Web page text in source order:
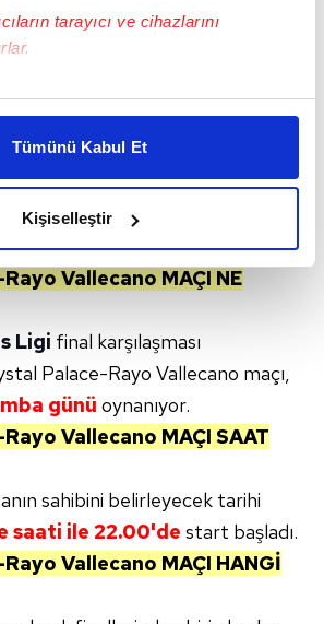
tarayıcı ve cihazlarını
halinde sizlere özel
yaşatabiliriz. Bunu yaparken
iyi bir reklam deneyimi sunmak
gösterdiğimizi ve bu noktada,
sizlere hatırlatmak isteriz.
bu çerezlere izin vermedikleri
hedefli reklamlar
sunabilmek için İnternet
ve üçüncü kişilere ait çerezler
çerezler vasıtasıyla çeşitli kişisel
olup gerekli olan çerezler bilgi
sunulması amacıyla
çerezler, sitemizin daha işlevsel
ve sizlere yönelik
Tümünü Kabul Et
Kişiselleştir
Vallecano MAÇI NE
Ligi final karşılaşması
Palace-Rayo Vallecano maçı,
günü oynanıyor.
Vallecano MAÇI SAAT
sahibini belirleyecek tarihi
saati ile 22.00'de start başladı.
Vallecano MAÇI HANGİ